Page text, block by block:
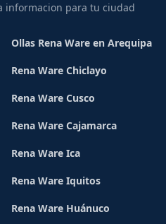
informacion para tu ciudad
Ollas Rena Ware en Arequipa
Rena Ware Chiclayo
Rena Ware Cusco
Rena Ware Cajamarca
Rena Ware Ica
Rena Ware Iquitos
Rena Ware Huánuco